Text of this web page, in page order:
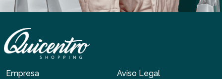
Empresa Aviso Legal